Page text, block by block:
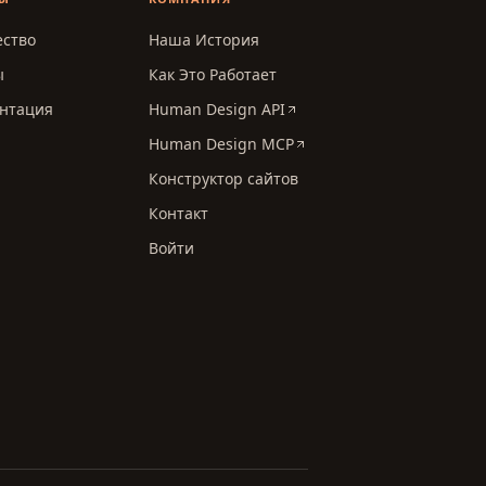
Наша История
Как Это Работает
Human Design API
Human Design MCP
Конструктор сайтов
Контакт
Войти